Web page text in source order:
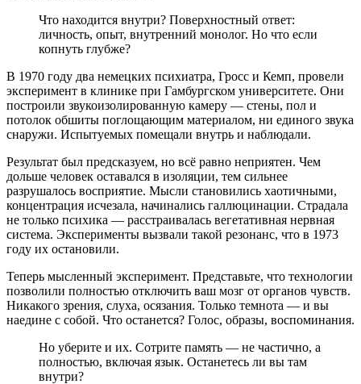
Что находится внутри? Поверхностный ответ:
личность, опыт, внутренний монолог. Но что если
копнуть глубже?
В 1970 году два немецких психиатра, Гросс и Кемп, провели
эксперимент в клинике при Гамбургском университете. Они
построили звукоизолированную камеру — стены, пол и
потолок обшиты поглощающим материалом, ни единого звука
снаружи. Испытуемых помещали внутрь и наблюдали.
Результат был предсказуем, но всё равно неприятен. Чем
дольше человек оставался в изоляции, тем сильнее
разрушалось восприятие. Мысли становились хаотичными,
концентрация исчезала, начинались галлюцинации. Страдала
не только психика — расстраивалась вегетативная нервная
система. Эксперименты вызвали такой резонанс, что в 1973
году их остановили.
Теперь мысленный эксперимент. Представьте, что технологии
позволили полностью отключить ваш мозг от органов чувств.
Никакого зрения, слуха, осязания. Только темнота — и вы
наедине с собой. Что останется? Голос, образы, воспоминания.
Но уберите и их. Сотрите память — не частично, а
полностью, включая язык. Останетесь ли вы там
внутри?